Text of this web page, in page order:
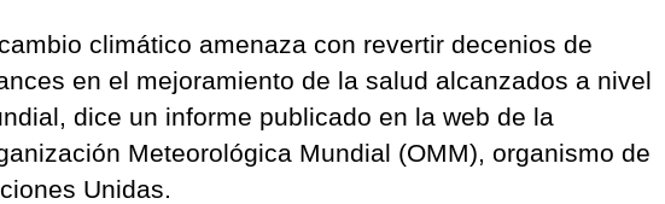
climático amenaza con revertir decenios de
en el mejoramiento de la salud alcanzados a nivel
dice un informe publicado en la web de la
Meteorológica Mundial (OMM), organismo de
Unidas.